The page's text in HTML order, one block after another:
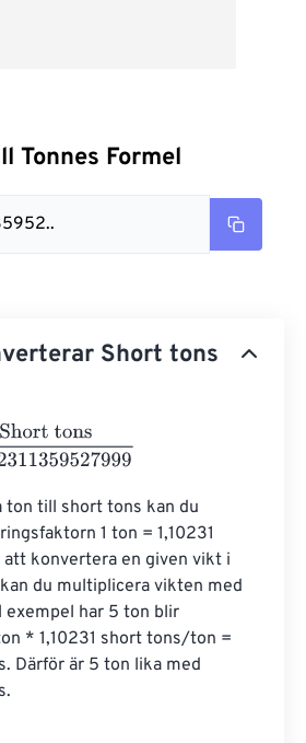
Tonnes Formel
Short tons
1.102311359527999
ton till short tons kan du
1 ton = 1,10231
att konvertera en given vikt i
du multiplicera vikten med
exempel har 5 ton blir
* 1,10231 short tons/ton =
Därför är 5 ton lika med